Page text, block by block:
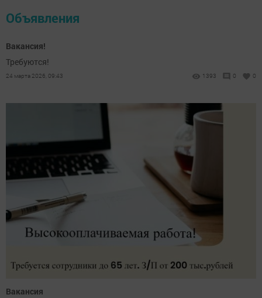
Объявления
Вакансия!
Требуются!
24 марта 2026, 09:43 1393 0 0
Вакансия